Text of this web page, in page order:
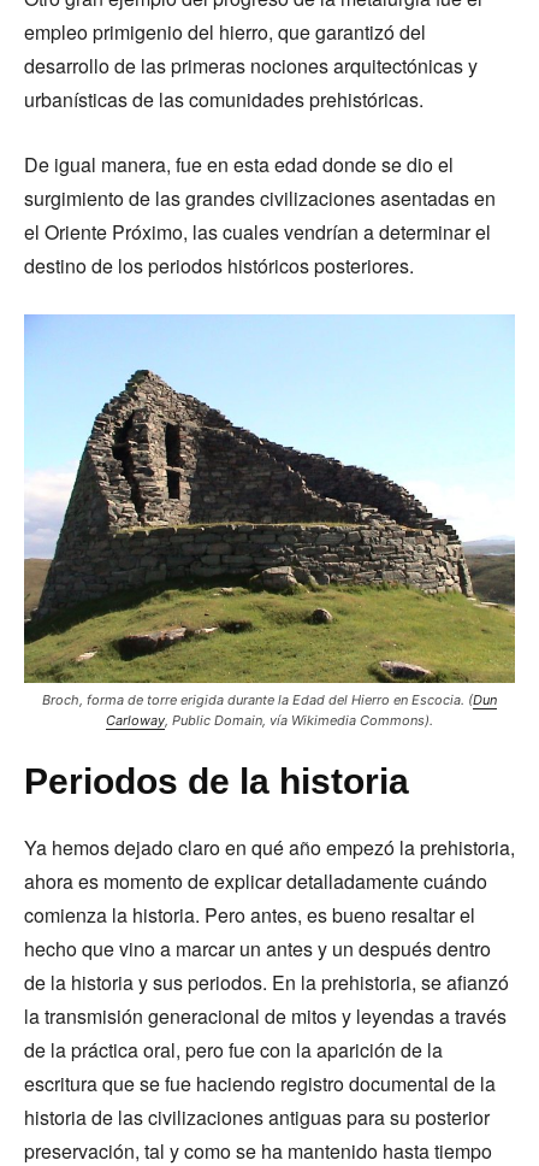
empleo primigenio del hierro, que garantizó del
desarrollo de las primeras nociones arquitectónicas y
urbanísticas de las comunidades prehistóricas.
De igual manera, fue en esta edad donde se dio el
surgimiento de las grandes civilizaciones asentadas en
el Oriente Próximo, las cuales vendrían a determinar el
destino de los periodos históricos posteriores.
Broch, forma de torre erigida durante la Edad del Hierro en Escocia. (Dun
Carloway, Public Domain, vía Wikimedia Commons).
Periodos de la historia
Ya hemos dejado claro en qué año empezó la prehistoria,
ahora es momento de explicar detalladamente cuándo
comienza la historia. Pero antes, es bueno resaltar el
hecho que vino a marcar un antes y un después dentro
de la historia y sus periodos. En la prehistoria, se afianzó
la transmisión generacional de mitos y leyendas a través
de la práctica oral, pero fue con la aparición de la
escritura que se fue haciendo registro documental de la
historia de las civilizaciones antiguas para su posterior
preservación, tal y como se ha mantenido hasta tiempo